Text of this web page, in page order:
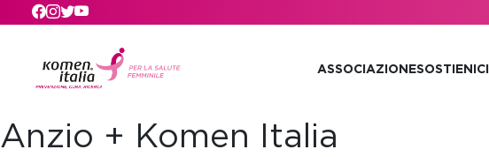
Skip to main content
ASSOCIAZIONESOSTIENICI
Anzio + Komen Italia